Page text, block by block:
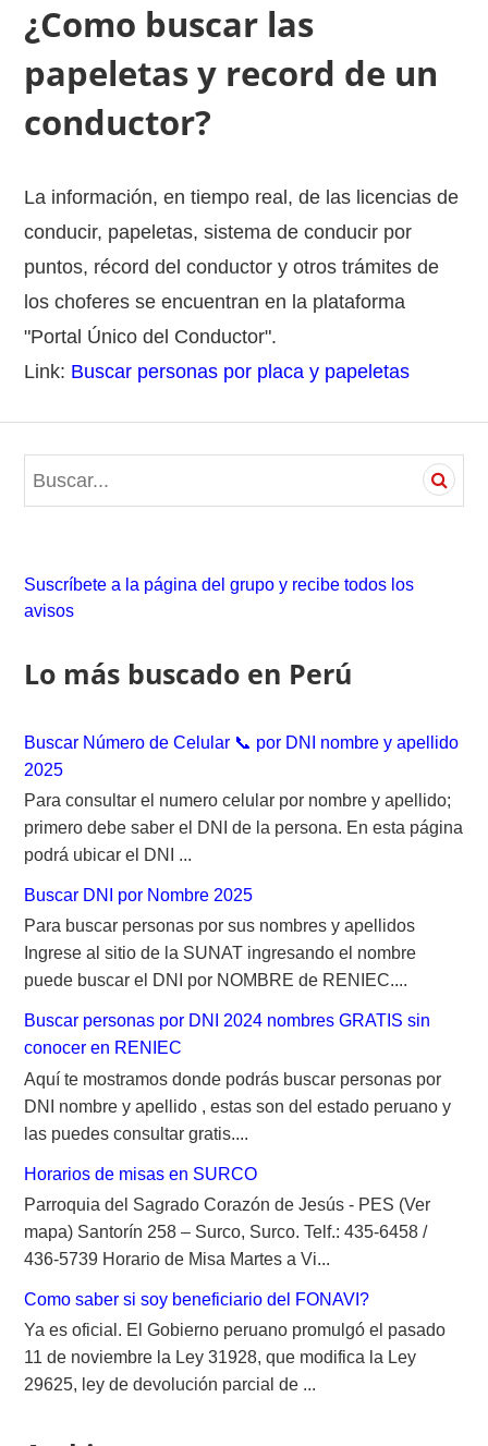
¿Como buscar las
papeletas y record de un
conductor?
La información, en tiempo real, de las licencias de
conducir, papeletas, sistema de conducir por
puntos, récord del conductor y otros trámites de
los choferes se encuentran en la plataforma
"Portal Único del Conductor".
Link: Buscar personas por placa y papeletas
e
Suscríbete a la página del grupo y recibe todos los
avisos
Lo más buscado en Perú
Buscar Número de Celular 📞 por DNI nombre y apellido
2025
Para consultar el numero celular por nombre y apellido;
primero debe saber el DNI de la persona. En esta página
podrá ubicar el DNI ...
Buscar DNI por Nombre 2025
Para buscar personas por sus nombres y apellidos
Ingrese al sitio de la SUNAT ingresando el nombre
puede buscar el DNI por NOMBRE de RENIEC....
Buscar personas por DNI 2024 nombres GRATIS sin
conocer en RENIEC
Aquí te mostramos donde podrás buscar personas por
DNI nombre y apellido , estas son del estado peruano y
las puedes consultar gratis....
Horarios de misas en SURCO
Parroquia del Sagrado Corazón de Jesús - PES (Ver
mapa) Santorín 258 – Surco, Surco. Telf.: 435-6458 /
436-5739 Horario de Misa Martes a Vi...
Como saber si soy beneficiario del FONAVI?
Ya es oficial. El Gobierno peruano promulgó el pasado
11 de noviembre la Ley 31928, que modifica la Ley
29625, ley de devolución parcial de ...